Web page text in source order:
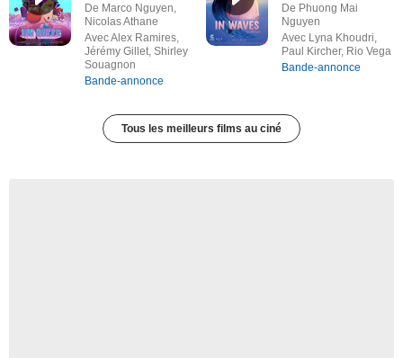
De Marco Nguyen,
Nicolas Athane
Avec Alex Ramires,
Jérémy Gillet, Shirley
Souagnon
Bande-annonce
De Phuong Mai
Nguyen
Avec Lyna Khoudri,
Paul Kircher, Rio Vega
Bande-annonce
Tous les meilleurs films au ciné